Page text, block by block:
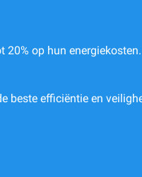
op hun energiekosten.
beste efficiëntie en